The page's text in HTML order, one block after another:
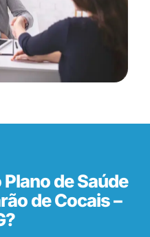
de Saúde
de Cocais –